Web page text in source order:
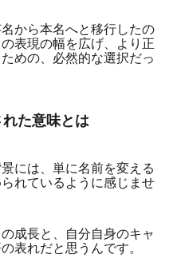
から本名へと移行したの
表現の幅を広げ、より正
めの、必然的な選択だっ
た意味とは
には、単に名前を変える
れているように感じませ
成長と、自分自身のキャ
表れだと思うんです。